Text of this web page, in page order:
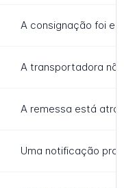
A consignação foi
A transportadora não
A remessa está
Uma notificação